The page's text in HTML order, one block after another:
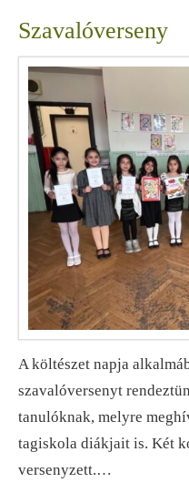
Szavalóverseny
A költészet napja
szavalóversenyt
tanulóknak, melyre
tagiskola diákjait is. Két
versenyzett.…